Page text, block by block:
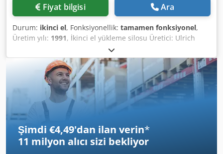
Fiyat bilgisi Ara
Durum: ikinci el, Fonksiyonellik: tamamen fonksiyonel,
Üretim yılı: 1991, İkinci el yükleme silosu Üretici: Ulrich
Toplam hacim: 200 ton -Kova taşıma sistemi -Vinç Cjdozq S
Ewepfx Alfjrf -Elektrik tesisatı
Şimdi €4,49'dan ilan verin*
11 milyon alıcı sizi bekliyor